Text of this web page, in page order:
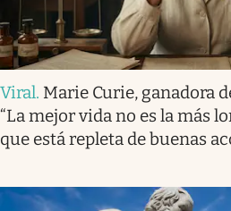
Viral. Marie Curie, ganadora
“La mejor vida no es la más
que está repleta de buenas